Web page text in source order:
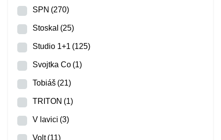
SPN (270)
Stoskal (25)
Studio 1+1 (125)
Svojtka Co (1)
Tobiáš (21)
TRITON (1)
V lavici (3)
Volt (11)